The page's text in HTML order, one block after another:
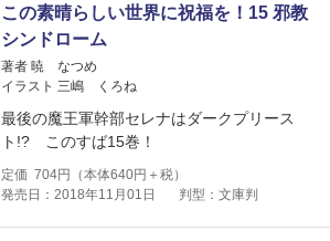
この素晴らしい世界に祝福を！15 邪教
シンドローム
著者 暁 なつめ
イラスト 三嶋 くろね
最後の魔王軍幹部セレナはダークプリース
ト!? このすば15巻！
定価 704円（本体640円＋税）
発売日：2018年11月01日
判型：文庫判